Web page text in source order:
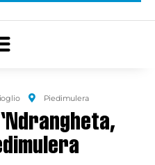
Piedimulera